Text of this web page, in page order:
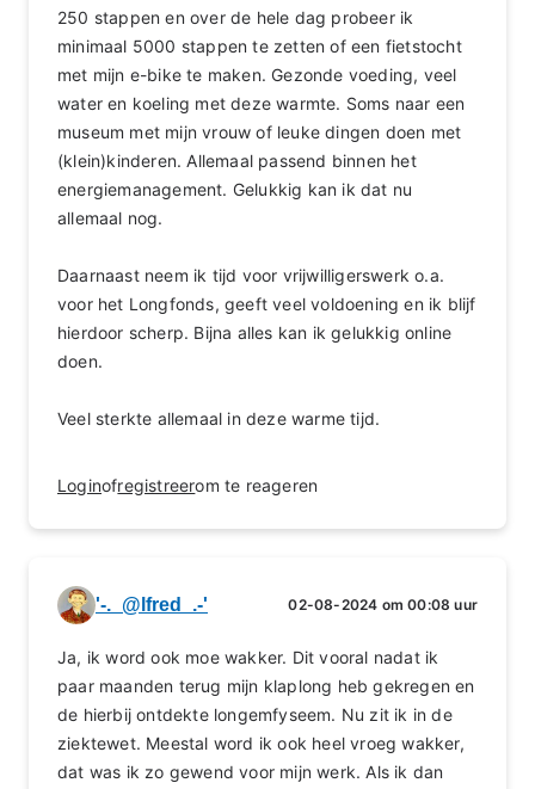
250 stappen en over de hele dag probeer ik
minimaal 5000 stappen te zetten of een fietstocht
met mijn e-bike te maken. Gezonde voeding, veel
water en koeling met deze warmte. Soms naar een
museum met mijn vrouw of leuke dingen doen met
(klein)kinderen. Allemaal passend binnen het
energiemanagement. Gelukkig kan ik dat nu
allemaal nog.
Daarnaast neem ik tijd voor vrijwilligerswerk o.a.
voor het Longfonds, geeft veel voldoening en ik blijf
hierdoor scherp. Bijna alles kan ik gelukkig online
doen.
Veel sterkte allemaal in deze warme tijd.
Loginofregistreerom te reageren
'-._@lfred_.-' 02-08-2024 om 00:08 uur
Ja, ik word ook moe wakker. Dit vooral nadat ik
paar maanden terug mijn klaplong heb gekregen en
de hierbij ontdekte longemfyseem. Nu zit ik in de
ziektewet. Meestal word ik ook heel vroeg wakker,
dat was ik zo gewend voor mijn werk. Als ik dan